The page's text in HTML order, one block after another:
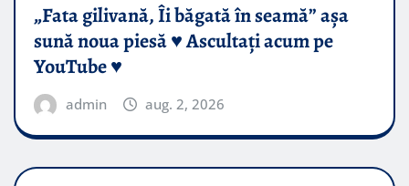
„Fata gilivană, Îi băgată în seamă” așa
sună noua piesă ♥️ Ascultați acum pe
YouTube ♥️
admin aug. 2, 2026